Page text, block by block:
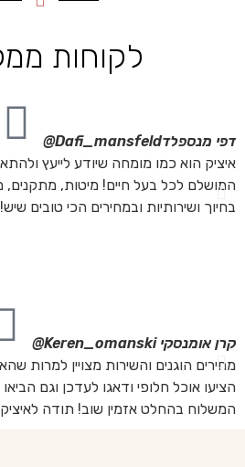
לקוחות
דפי מנספלדDafi_mansfeld@
איציק הוא כמו מומחה שיודע לייעץ
המושלם לכל בעל חיים! מיטות, מתקנים,
בחיוך ושירותיות ובמחירים הכי טובים
קרן אומנסקיKeren_omanski@
מחירים הוגנים והשירות מצויין למרות
המשלוח בהחלט אזמין שוב! תודה